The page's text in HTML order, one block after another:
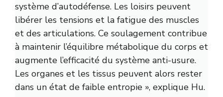
système d’autodéfense. Les loisirs peuvent
libérer les tensions et la fatigue des muscles
et des articulations. Ce soulagement contribue
à maintenir l’équilibre métabolique du corps et
augmente l’efficacité du système anti-usure.
Les organes et les tissus peuvent alors rester
dans un état de faible entropie », explique Hu.